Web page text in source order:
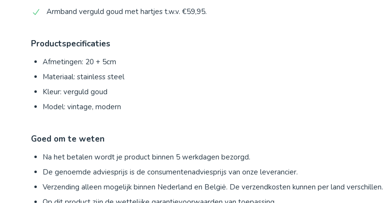
Armband verguld goud met hartjes t.w.v. €59,95.
Productspecificaties
Afmetingen: 20 + 5cm
Materiaal: stainless steel
Kleur: verguld goud
Model: vintage, modern
Goed om te weten
Na het betalen wordt je product binnen 5 werkdagen bezorgd.
De genoemde adviesprijs is de consumentenadviesprijs van onze leverancier.
Verzending alleen mogelijk binnen Nederland en België. De verzendkosten kunnen per land verschillen.